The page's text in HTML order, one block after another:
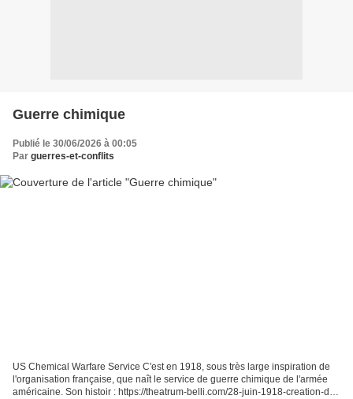
Guerre chimique
Publié le 30/06/2026 à 00:05
Par guerres-et-conflits
US Chemical Warfare Service C'est en 1918, sous très large inspiration de
l'organisation française, que naît le service de guerre chimique de l'armée
américaine. Son histoir : https://theatrum-belli.com/28-juin-1918-creation-du-